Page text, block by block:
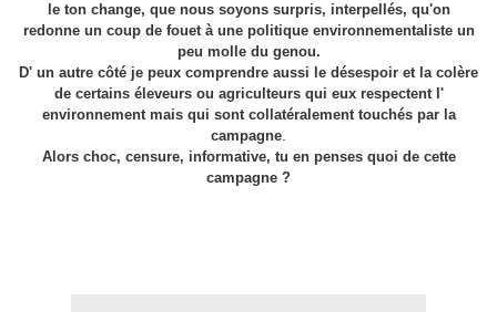
le ton change, que nous soyons surpris, interpellés, qu'on
redonne un coup de fouet à une politique environnementaliste un
peu molle du genou.
D' un autre côté je peux comprendre aussi le désespoir et la colère
de certains éleveurs ou agriculteurs qui eux respectent l'
environnement mais qui sont collatéralement touchés par la
campagne
Alors choc, censure, informative, tu en penses quoi de cette
campagne ?